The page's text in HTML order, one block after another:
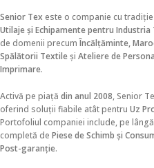
Senior Tex este o companie cu
Utilaje și Echipamente pentru Industria
de domenii precumÎncălțăminte,
Spălătorii Textileși Ateliere de
Imprimare.
Activă pe piață din anul 2008, Senior
oferind soluții fiabile atât pentru Uz
Portofoliul companiei include, pe
completă de Piese de Schimb și
Post-garanție.